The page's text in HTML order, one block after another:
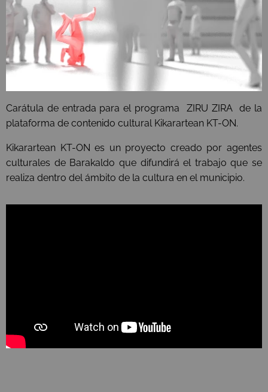
Carátula de entrada para el programa ZIRU ZIRA de la
plataforma de contenido cultural Kikarartean KT-ON.
Kikarartean KT-ON es un proyecto creado por agentes
culturales de Barakaldo que difundirá el trabajo que se
realiza dentro del ámbito de la cultura en el municipio.